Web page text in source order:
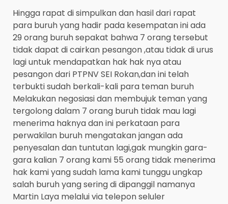
Hingga rapat di simpulkan dan hasil dari rapat
para buruh yang hadir pada kesempatan ini ada
29 orang buruh sepakat bahwa 7 orang tersebut
tidak dapat di cairkan pesangon ,atau tidak di urus
lagi untuk mendapatkan hak hak nya atau
pesangon dari PTPNV SEI Rokan,dan ini telah
terbukti sudah berkali-kali para teman buruh
Melakukan negosiasi dan membujuk teman yang
tergolong dalam 7 orang buruh tidak mau lagi
menerima haknya dan ini perkataan para
perwakilan buruh mengatakan jangan ada
penyesalan dan tuntutan lagi,gak mungkin gara-
gara kalian 7 orang kami 55 orang tidak menerima
hak kami yang sudah lama kami tunggu ungkap
salah buruh yang sering di dipanggil namanya
Martin Laya melalui via telepon seluler